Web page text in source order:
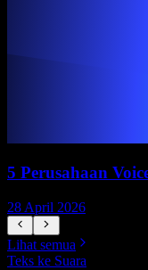
5 Perusahaan
28 April 2026
Lihat semua
Teks ke Suara